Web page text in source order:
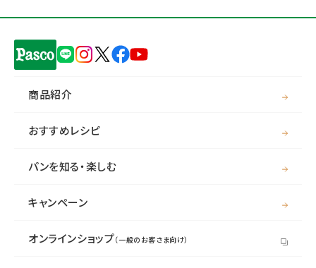
商品紹介
おすすめレシピ
パンを知る・楽しむ
キャンペーン
オンラインショップ（一般のお客さま向け）